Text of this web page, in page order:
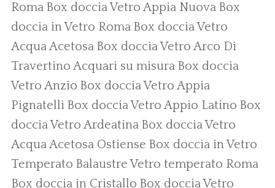
Roma Box doccia Vetro Appia Nuova Box
doccia in Vetro Roma Box doccia Vetro
Acqua Acetosa Box doccia Vetro Arco Di
Travertino Acquari su misura Box doccia
Vetro Anzio Box doccia Vetro Appia
Pignatelli Box doccia Vetro Appio Latino Box
doccia Vetro Ardeatina Box doccia Vetro
Acqua Acetosa Ostiense Box doccia in Vetro
Temperato Balaustre Vetro temperato Roma
Box doccia in Cristallo Box doccia Vetro